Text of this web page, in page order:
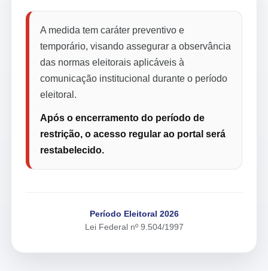
A medida tem caráter preventivo e
temporário, visando assegurar a observância
das normas eleitorais aplicáveis à
comunicação institucional durante o período
eleitoral.
Após o encerramento do período de
restrição, o acesso regular ao portal será
restabelecido.
Período Eleitoral 2026
Lei Federal nº 9.504/1997